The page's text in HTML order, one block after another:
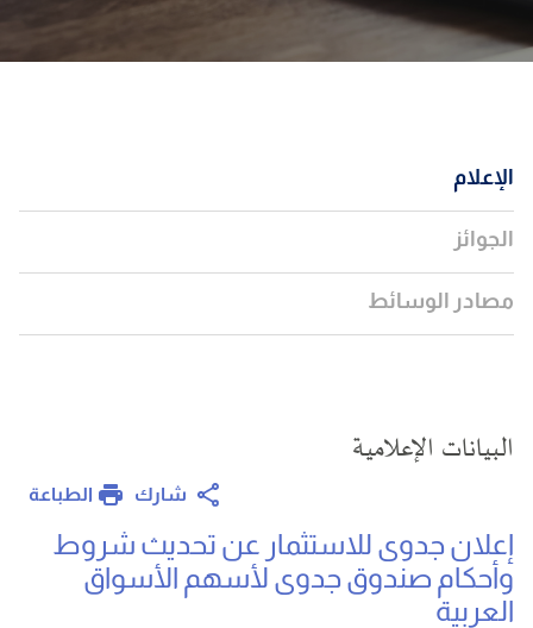
الإعلام
الجوائز
مصادر الوسائط
البيانات الإعلامية
شارك الطباعة
إعلان جدوى للاستثمار عن تحديث شروط
وأحكام صندوق جدوى لأسهم الأسواق
العربية